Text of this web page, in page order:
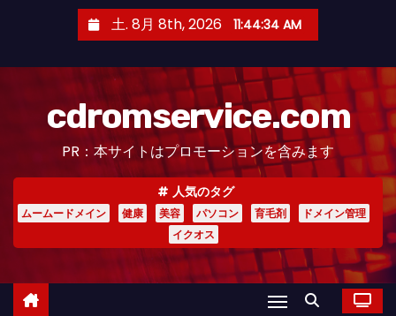
土. 8月 8th, 2026 11:44:35 AM
cdromservice.com
PR：本サイトはプロモーションを含みます
人気のタグ
ムームードメイン 健康 美容 パソコン 育毛剤
ドメイン管理
イクオス